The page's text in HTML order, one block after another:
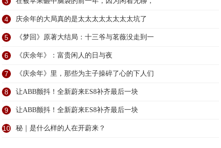
4 庆余年的大局真的是太太太太太太太太坑了
5 《梦回》原著大结局：十三爷与茗薇没走到一
6 《庆余年》：富贵闲人的日与夜
7 《庆余年》里，那些为主子操碎了心的下人们
8 让ABB颤抖！全新蔚来ES8补齐最后一块
9 让ABB颤抖！全新蔚来ES8补齐最后一块
10 秘｜是什么样的人在开蔚来？